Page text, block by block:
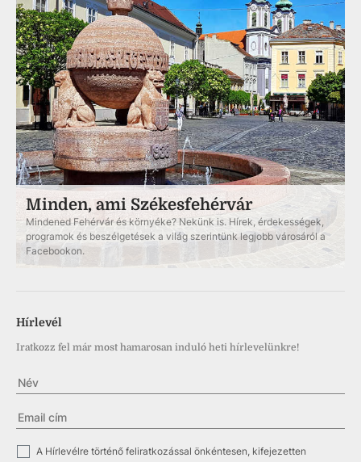
Minden, ami Székesfehérvár
Mindened Fehérvár és környéke? Nekünk is. Hírek, érdekességek,
programok és beszélgetések a világ szerintünk legjobb városáról a
Facebookon.
Hírlevél
Iratkozz fel már most hamarosan induló heti hírlevelünkre!
✓ A Hírlevélre történő feliratkozással önkéntesen, kifejezetten